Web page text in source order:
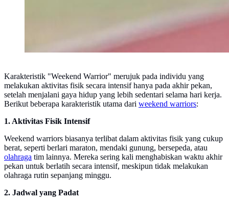
Karakteristik "Weekend Warrior" merujuk pada individu yang
melakukan aktivitas fisik secara intensif hanya pada akhir pekan,
setelah menjalani gaya hidup yang lebih sedentari selama hari kerja.
Berikut beberapa karakteristik utama dari weekend warriors:
1. Aktivitas Fisik Intensif
Weekend warriors biasanya terlibat dalam aktivitas fisik yang cukup
berat, seperti berlari maraton, mendaki gunung, bersepeda, atau
olahraga tim lainnya. Mereka sering kali menghabiskan waktu akhir
pekan untuk berlatih secara intensif, meskipun tidak melakukan
olahraga rutin sepanjang minggu.
2. Jadwal yang Padat